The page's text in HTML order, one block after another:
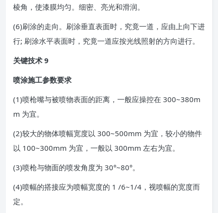
棱角，使漆膜均匀。细密、亮光和滑润。
(6)刷涂的走向。刷涂垂直表面时，究竟一道，应由上向下进
行; 刷涂水平表面时，究竟一道应按光线照射的方向进行。
关键技术 9
喷涂施工参数要求
(1)喷枪嘴与被喷物表面的距离，一般应操控在 300~380m
m 为宜。
(2)较大的物体喷幅宽度以 300~500mm 为宜，较小的物件
以 100~300mm 为宜，一般以 300mm 左右为宜。
(3)喷枪与物面的喷发角度为 30°~80°。
(4)喷幅的搭接应为喷幅宽度的 1 /6~1/4，视喷幅的宽度而
定。